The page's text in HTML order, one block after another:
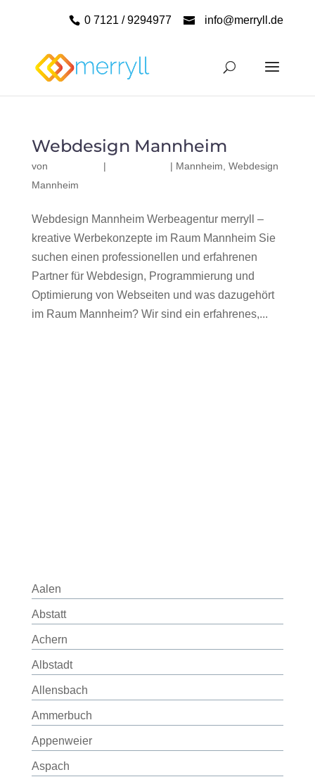
0 7121 / 9294977 info@merryll.de
Webdesign Mannheim
von | | Mannheim Webdesign
Mannheim
Webdesign Mannheim Werbeagentur merryll –
kreative Werbekonzepte im Raum Mannheim Sie
suchen einen professionellen und erfahrenen
Partner für Webdesign, Programmierung und
Optimierung von Webseiten und was dazugehört
im Raum Mannheim? Wir sind ein erfahrenes,...
Aalen
Abstatt
Achern
Albstadt
Allensbach
Ammerbuch
Appenweier
Aspach